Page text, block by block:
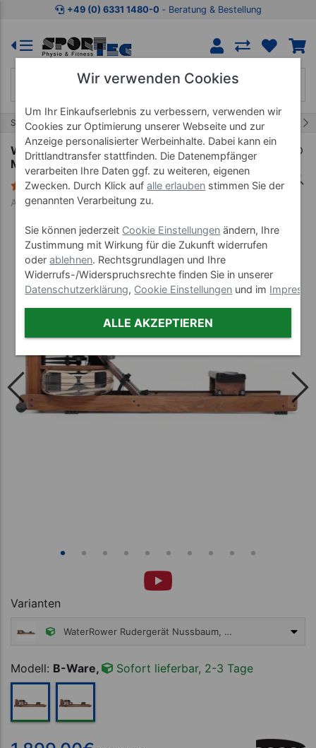
Zum Kaufbereich springen Zur Produktbeschreibung
+49 (0) 6331 1480-0 ‐ Beratung & Bestellung
Start Fitnessgeräte Rudergeräte
WaterRower Rudergerät Nussbaum, inkl. S4
Monitor
1 Bewertung
Art-Nr. 22111
Varianten
WaterRower Rudergerät Nussbaum, inkl. S4 Monitor
Modell: B-Ware, Sofort lieferbar, 2-3 Tage
Wir verwenden Cookies
Um Ihr Einkaufserlebnis zu verbessern, verwenden wir
Cookies zur Optimierung unserer Webseite und zur
Anzeige personalisierter Werbeinhalte. Dabei kann ein
Drittlandtransfer stattfinden. Die Datenempfänger
verarbeiten Ihre Daten ggf. zu weiteren, eigenen
Zwecken. Durch Klick aufalle erlauben stimmen Sie der
genannten Verarbeitung zu.
Sie können jederzeit Cookie Einstellungen ändern, Ihre
Zustimmung mit Wirkung für die Zukunft widerrufen
oderablehnen. Rechtsgrundlagen und Ihre
Widerrufs-/Widerspruchsrechte finden Sie in unserer
Datenschutzerklärung, Cookie Einstellungen und im
ALLE AKZEPTIEREN